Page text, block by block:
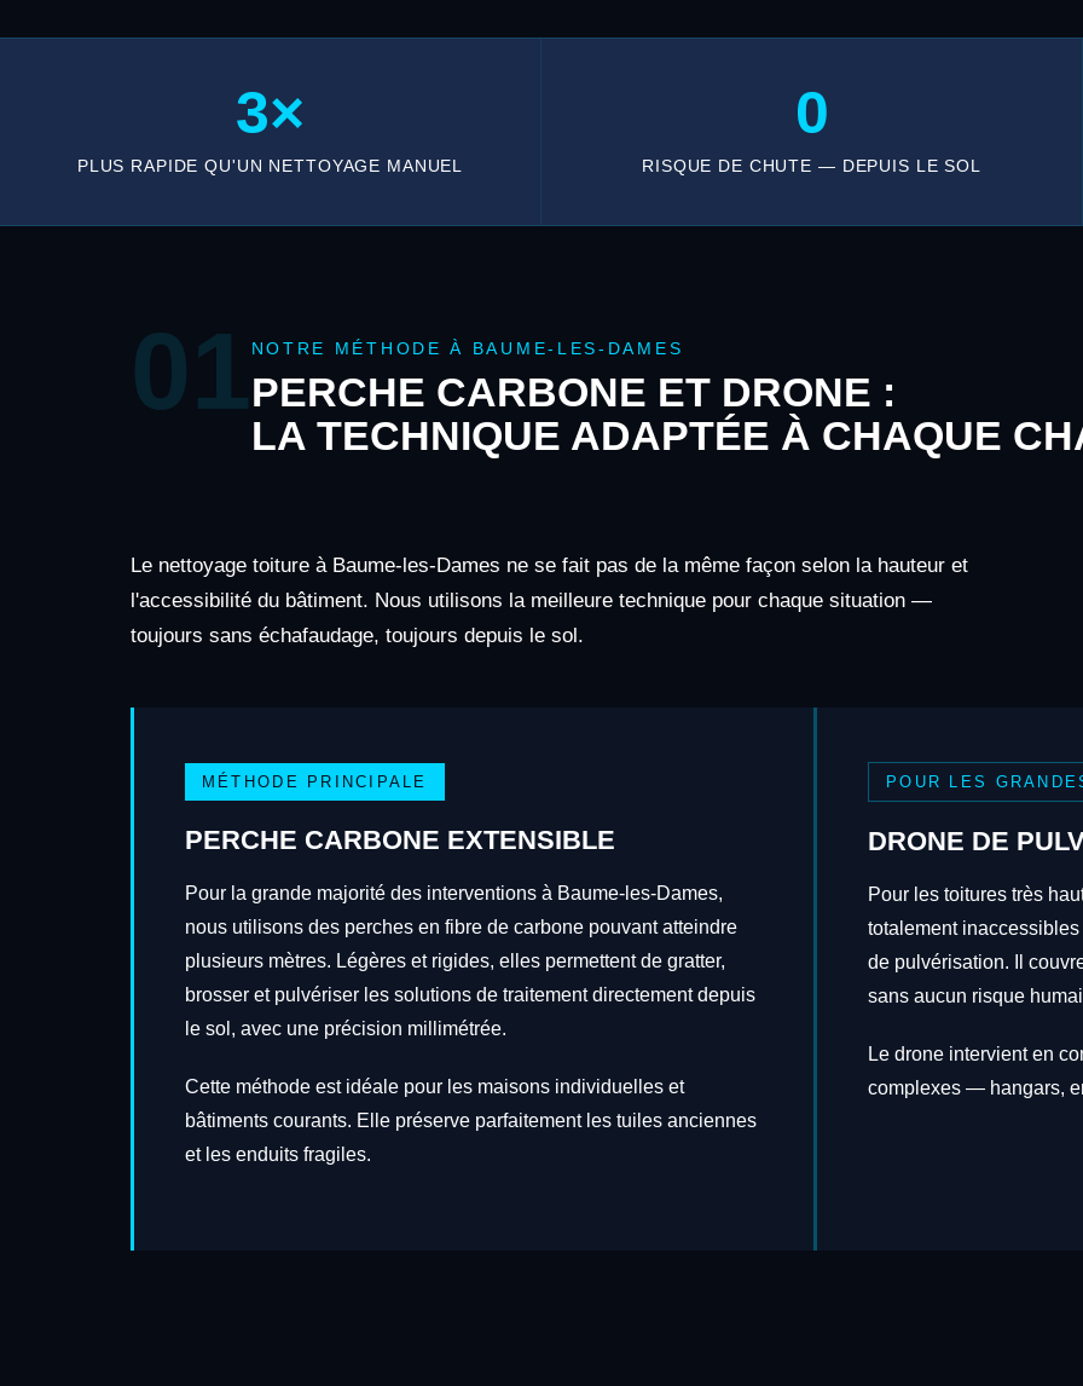
3×
PLUS RAPIDE QU'UN NETTOYAGE MANUEL
0
RISQUE DE CHUTE — DEPUIS LE SOL
01 NOTRE MÉTHODE À BAUME-LES-DAMES
PERCHE CARBONE ET DRONE :
LA TECHNIQUE ADAPTÉE À CHAQUE
Le nettoyage toiture à Baume-les-Dames ne se fait pas de la même façon selon la hauteur et
l'accessibilité du bâtiment. Nous utilisons la meilleure technique pour chaque situation —
toujours sans échafaudage, toujours depuis le sol.
MÉTHODE PRINCIPALE
PERCHE CARBONE EXTENSIBLE
Pour la grande majorité des interventions à Baume-les-Dames,
nous utilisons des perches en fibre de carbone pouvant atteindre
plusieurs mètres. Légères et rigides, elles permettent de gratter,
brosser et pulvériser les solutions de traitement directement depuis
le sol, avec une précision millimétrée.
Cette méthode est idéale pour les maisons individuelles et
bâtiments courants. Elle préserve parfaitement les tuiles anciennes
et les enduits fragiles.
POUR LES
DRONE DE
Pour les toitures très
totalement
de pulvérisation. Il
sans aucun risque
Le drone intervient en
complexes — hangars,